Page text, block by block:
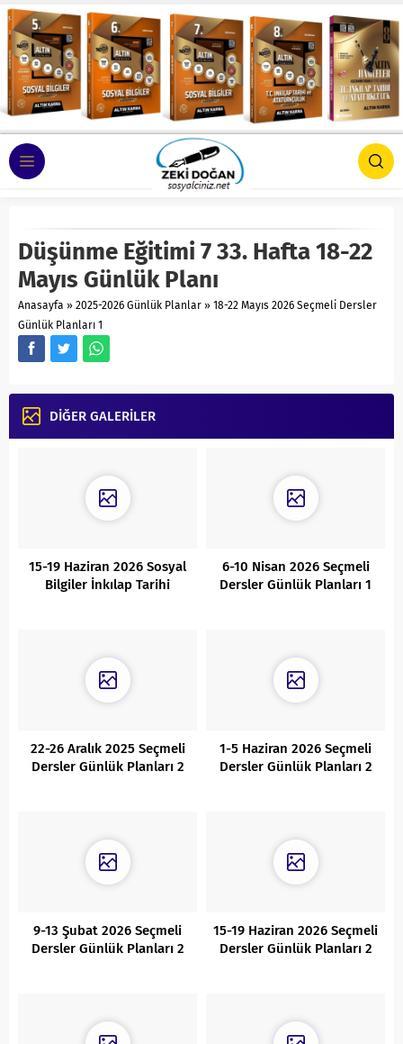
Düşünme Eğitimi 7 33. Hafta 18-22
Mayıs Günlük Planı
Anasayfa » 2025-2026 Günlük Planlar » 18-22 Mayıs 2026 Seçmeli Dersler
Günlük Planları 1
DİĞER GALERİLER
15-19 Haziran 2026 Sosyal
Bilgiler İnkılap Tarihi
6-10 Nisan 2026 Seçmeli
Dersler Günlük Planları 1
22-26 Aralık 2025 Seçmeli
Dersler Günlük Planları 2
1-5 Haziran 2026 Seçmeli
Dersler Günlük Planları 2
9-13 Şubat 2026 Seçmeli
Dersler Günlük Planları 2
15-19 Haziran 2026 Seçmeli
Dersler Günlük Planları 2